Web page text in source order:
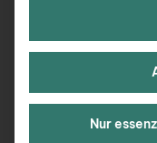
„Jeder Montag ist
„Der
Nur